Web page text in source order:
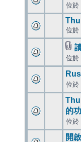
位於
位於
位於
位於
的
位於
開